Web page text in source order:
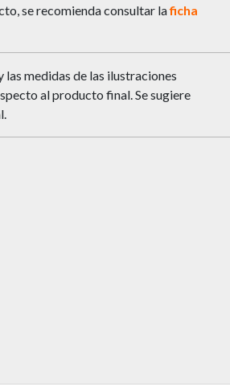
se recomienda consultar laficha
las medidas de las ilustraciones
al producto final. Se sugiere